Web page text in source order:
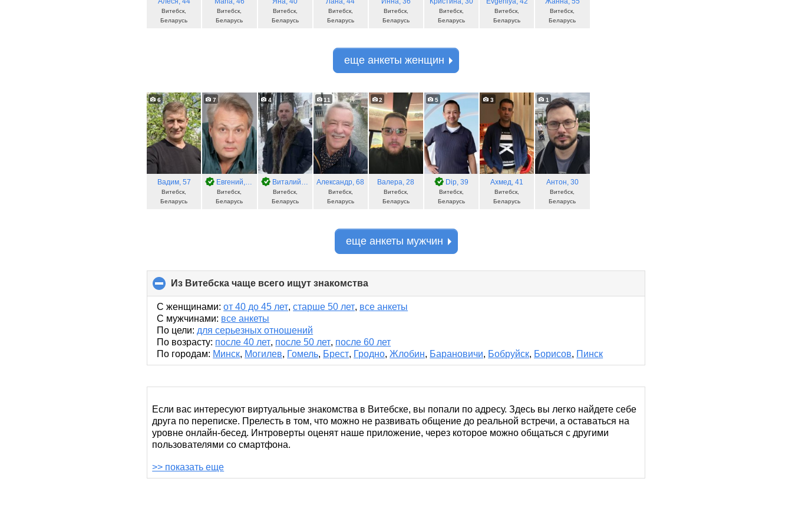
Витебск,
Беларусь
Витебск,
Беларусь
Витебск,
Беларусь
Витебск,
Беларусь
Витебск,
Беларусь
Витебск,
Беларусь
Витебск,
Беларусь
Витебск,
Беларусь
еще анкеты женщин
6
Вадим, 57
Витебск,
Беларусь
7
Евгений, 54
Витебск,
Беларусь
4
Виталий, 52
Витебск,
Беларусь
11
Александр, 68
Витебск,
Беларусь
2
Валера, 28
Витебск,
Беларусь
5
Dip, 39
Витебск,
Беларусь
3
Ахмед, 41
Витебск,
Беларусь
1
Антон, 30
Витебск,
Беларусь
еще анкеты мужчин
Из Витебска чаще всего ищут знакомства
to
collapse
С женщинами: от 40 до 45 лет,старше 50 лет, все анкеты
С мужчинами: все анкеты
По цели: для серьезных отношений
По возрасту: после 40 лет, после 50 лет, после 60 лет
По городам: Минск, Могилев, Гомель, Брест, Гродно,Жлобин, Барановичи, Бобруйск, Борисов, Пинск
Если вас интересуют виртуальные знакомства в Витебске, вы попали по адресу. Здесь вы легко найдете себе
друга по переписке. Прелесть в том, что можно не развивать общение до реальной встречи, а оставаться на
уровне онлайн-бесед. Интроверты оценят наше приложение, через которое можно общаться с другими
пользователями со смартфона.
Экстравертам на RusDate тоже будет интересно. Можно искать людей, предпочитающих сразу переходить к
действиям, а не переписываться. Назначайте свидание в одной из кофеен города («КофеМан», «Smile
>> показать еще